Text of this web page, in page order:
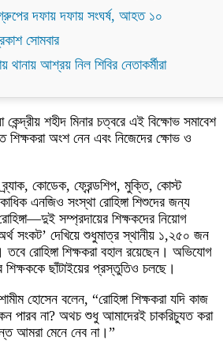
দফায় দফায় সংঘর্ষ, আহত ১০
সোমবার
থানায় আশ্রয় নিল শিবির নেতাকর্মীরা
শহীদ মিনার চত্বরে এই বিক্ষোভ সমাবেশ
শিক্ষকরা অংশ নেন এবং নিজেদের ক্ষোভ ও
ব্র্যাক, কোডেক, ফ্রেন্ডশিপ, মুক্তি, কোস্ট
এনজিও সংস্থা রোহিঙ্গা শিশুদের জন্য
সম্প্রদায়ের শিক্ষকদের নিয়োগ
সংকট’ দেখিয়ে শুধুমাত্র স্থানীয় ১,২৫০ জন
রোহিঙ্গা শিক্ষকরা বহাল রয়েছেন। অভিযোগ
ছাঁটাইয়ের প্রস্তুতিও চলছে।
হোসেন বলেন, “রোহিঙ্গা শিক্ষকরা যদি কাজ
পারব না? অথচ শুধু আমাদেরই চাকরিচ্যুত করা
আমরা মেনে নেব না।”